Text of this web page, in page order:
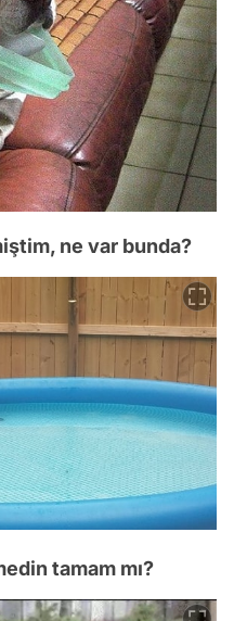
ne var bunda?
tamam mı?